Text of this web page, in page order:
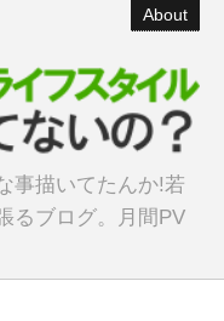
About
事描いてたんか!若
るブログ。月間PV